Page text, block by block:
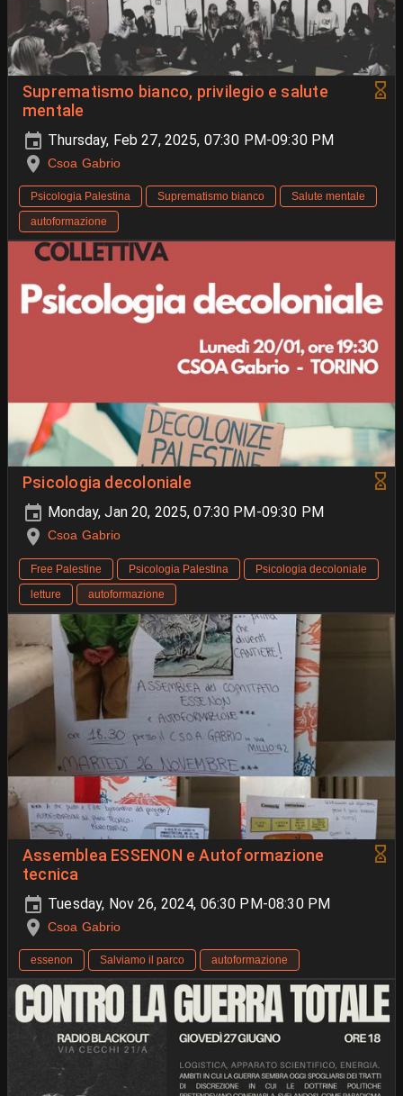
Suprematismo bianco, privilegio e salute
mentale
Thursday, Feb 27, 2025, 07:30 PM-09:30 PM
Csoa Gabrio
Psicologia Palestina Suprematismo bianco
Salute mentale
autoformazione
Psicologia decoloniale
Monday, Jan 20, 2025, 07:30 PM-09:30 PM
Csoa Gabrio
Free Palestine Psicologia Palestina
Psicologia decoloniale
letture
autoformazione
Assemblea ESSENON e Autoformazione
tecnica
Tuesday, Nov 26, 2024, 06:30 PM-08:30 PM
Csoa Gabrio
essenon Salviamo il parco autoformazione